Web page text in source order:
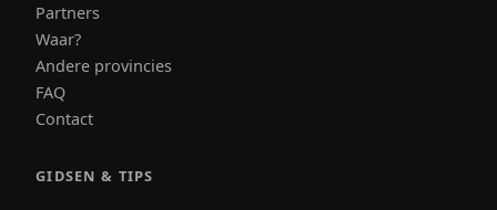
Partners
Waar?
Andere provincies
FAQ
Contact
GIDSEN & TIPS